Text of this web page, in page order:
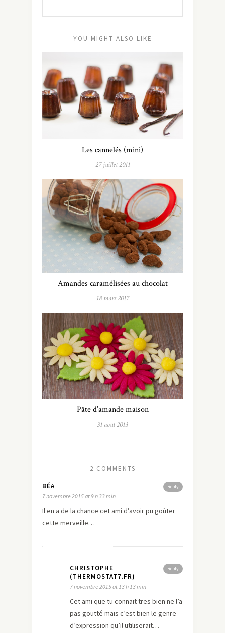
YOU MIGHT ALSO LIKE
Les cannelés (mini)
27 juillet 2011
Amandes caramélisées au chocolat
18 mars 2017
Pâte d’amande maison
31 août 2013
2 COMMENTS
Reply
BÉA
7 novembre 2015 at 9 h 33 min
Il en a de la chance cet ami d’avoir pu goûter
cette merveille…
Reply
CHRISTOPHE
(THERMOSTAT7.FR)
7 novembre 2015 at 13 h 13 min
Cet ami que tu connait tres bien ne l’a
pas goutté mais c’est bien le genre
d’expression qu’il utiliserait…